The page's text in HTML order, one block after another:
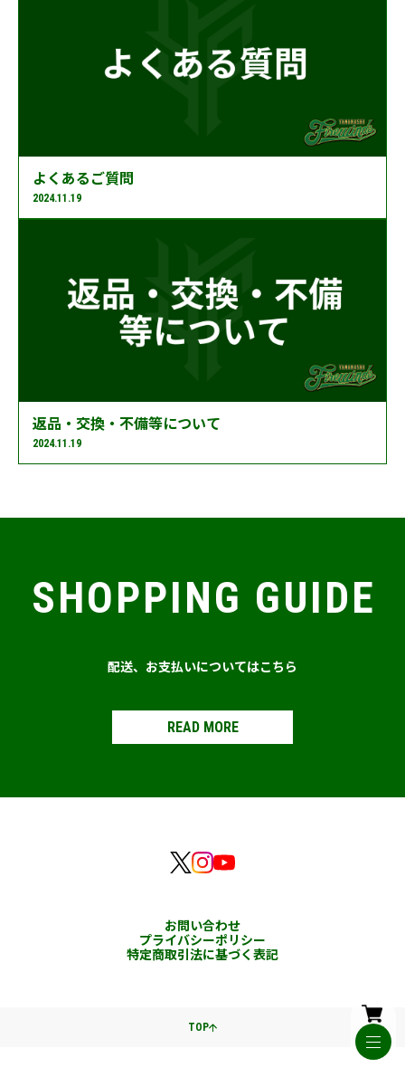
よくあるご質問
2024.11.19
返品・交換・不備等について
2024.11.19
SHOPPING GUIDE
配送、お支払いについてはこちら
READ MORE
お問い合わせ
プライバシーポリシー
特定商取引法に基づく表記
TOP